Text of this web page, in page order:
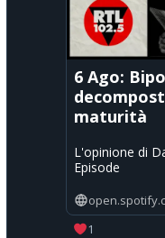
6 Ago:
maturità
L'opinione di
Episode
1